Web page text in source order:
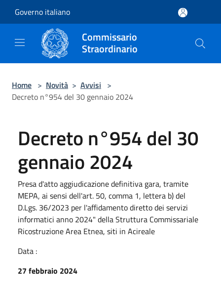
Governo italiano
Commissario
Straordinario
Home > Novità > Avvisi >
Decreto n°954 del 30 gennaio 2024
Decreto n°954 del 30
gennaio 2024
Presa d'atto aggiudicazione definitiva gara, tramite
MEPA, ai sensi dell'art. 50, comma 1, lettera b) del
D.Lgs. 36/2023 per l'affidamento diretto dei servizi
informatici anno 2024" della Struttura Commissariale
Ricostruzione Area Etnea, siti in Acireale
Data :
27 febbraio 2024